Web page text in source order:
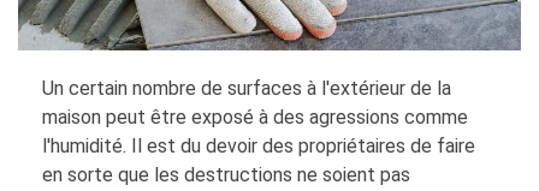
Un certain nombre de surfaces à l'extérieur de la
maison peut être exposé à des agressions comme
l'humidité. Il est du devoir des propriétaires de faire
en sorte que les destructions ne soient pas